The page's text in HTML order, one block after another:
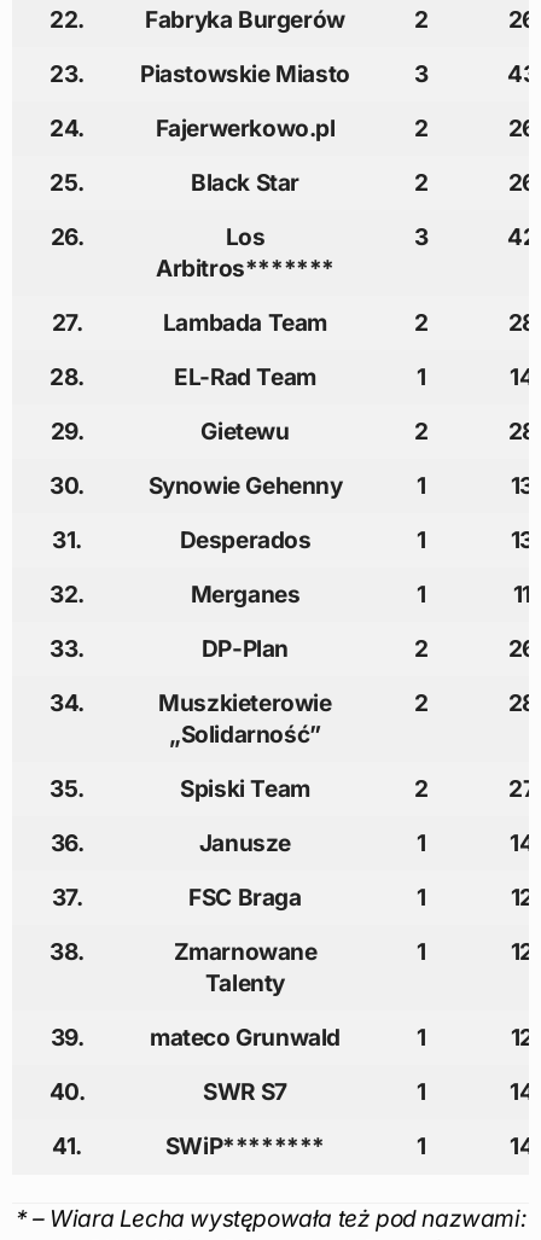
22. Fabryka Burgerów 2
26
23.
Piastowskie Miasto 3
43
24.
Fajerwerkowo.pl 2
26
25.
Black Star 2
26
26.
Los
Arbitros*******
3 42
27. Lambada Team 2
28
28.
EL-Rad Team 1
14
29.
Gietewu 2
28
30.
Synowie Gehenny 1
13
31.
Desperados 1
13
32.
Merganes 1
11
33.
DP-Plan 2
26
34.
Muszkieterowie
„Solidarność”
2 28
35. Spiski Team 2
27
36.
Janusze 1
14
37.
FSC Braga 1
12
38.
Zmarnowane
Talenty
1 12
39. mateco Grunwald 1
12
40.
SWR S7 1
14
41.
SWiP******** 1 14
* – Wiara Lecha występowała też pod nazwami: